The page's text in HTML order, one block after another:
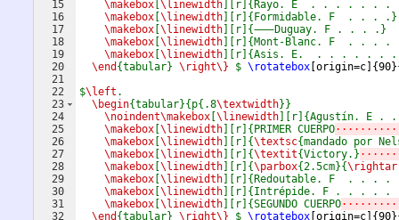
15
16
17
18
19
20
21
22
23
24
25
26
27
28
29
30
31
32
\makebox \linewidth ][r]{Rayo. E  . . . . . . .
\makebox \linewidth ][r]{Formidable. F  . . . .}
\makebox \linewidth ][r]{⸺Duguay. F . . . .}
\makebox \linewidth ][r]{Mont-Blanc. F  . . .
\makebox \linewidth ][r]{Asis. E.  . . . . .
\end {tabular} \right\} $ \rotatebox origin=c {90}
$\left .
\begin{tabular}{p{.8\textwidth}}
\noindent\makebox \linewidth ][r]{Agustín.
\makebox \linewidth ][r]{PRIMER CUERPO
\makebox \linewidth ][r]{\textsc{mandado por
\makebox \linewidth ][r]{\textit{Victory.}
\makebox \linewidth ][r]{\parbox{2.5cm}{
\makebox \linewidth ][r]{Redoutable. F  .
\makebox \linewidth ][r]{Intrépide. F . . .
\makebox \linewidth ][r]{SEGUNDO CUERPO
\end {tabular} \right\} $ \rotatebox origin=c {90}